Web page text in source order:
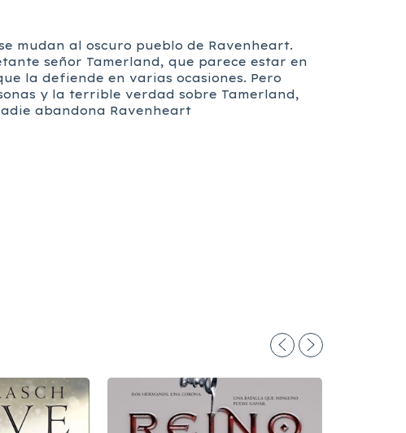
mudan al oscuro pueblo de Ravenheart.
señor Tamerland, que parece estar en
la defiende en varias ocasiones. Pero
y la terrible verdad sobre Tamerland,
abandona Ravenheart